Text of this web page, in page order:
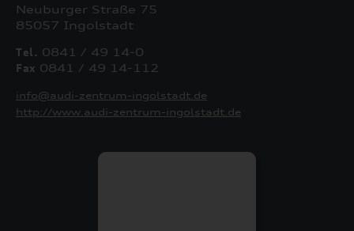
Neuburger Straße 75
85057 Ingolstadt
Tel. 0841 / 49 14-0
Fax 0841 / 49 14-112
info@audi-zentrum-ingolstadt.de
http://www.audi-zentrum-ingolstadt.de